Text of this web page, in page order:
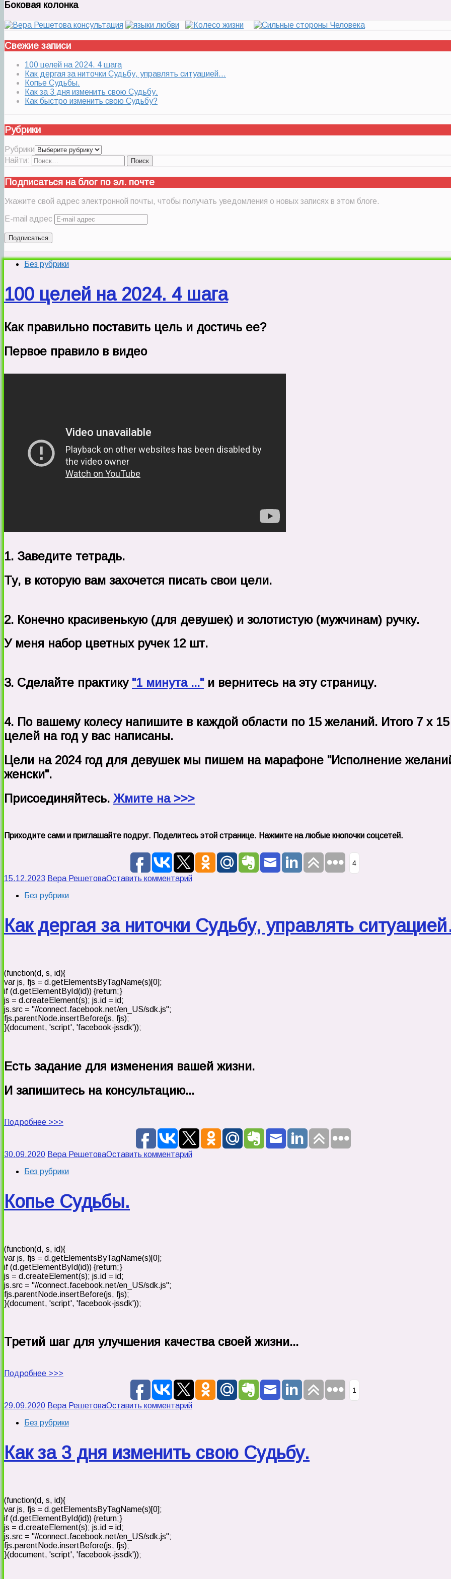
Боковая колонка
Свежие записи
100 целей на 2024. 4 шага
Как дергая за ниточки Судьбу, управлять ситуацией…
Копье Судьбы.
Как за 3 дня изменить свою Судьбу.
Как быстро изменить свою Судьбу?
Рубрики
Рубрики
Найти:
Подписаться на блог по эл. почте
Укажите свой адрес электронной почты, чтобы получать уведомления о новых записях в этом блоге.
E-mail адрес
Подписаться
Без рубрики
100 целей на 2024. 4 шага
Как правильно поставить цель и достичь ее?
Первое правило в видео
1. Заведите тетрадь.
Ту, в которую вам захочется писать свои цели.
2. Конечно красивенькую (для девушек) и золотистую (мужчинам) ручку.
У меня набор цветных ручек 12 шт.
3. Сделайте практику "1 минута ..."и вернитесь на эту страницу.
4. По вашему колесу напишите в каждой области по 15 желаний. Итого 7 х
целей на год у вас написаны.
Цели на 2024 год для девушек мы пишем на марафоне "Исполнение
женски".
Присоединяйтесь. Жмите на >>>
Приходите сами и приглашайте подруг. Поделитесь этой странице. Нажмите на любые кнопочки соцсетей.
4
15.12.2023 Вера РешетоваОставить комментарий
Без рубрики
Как дергая за ниточки Судьбу, управлять
(function(d, s, id){
var js, fjs = d.getElementsByTagName(s)[0];
if (d.getElementById(id)) {return;}
js = d.createElement(s); js.id = id;
js.src = "//connect.facebook.net/en_US/sdk.js";
fjs.parentNode.insertBefore(js, fjs);
}(document, 'script', 'facebook-jssdk'));
Есть задание для изменения вашей жизни.
И запишитесь на консультацию...
Подробнее >>>
30.09.2020 Вера РешетоваОставить комментарий
Без рубрики
Копье Судьбы.
(function(d, s, id){
var js, fjs = d.getElementsByTagName(s)[0];
if (d.getElementById(id)) {return;}
js = d.createElement(s); js.id = id;
js.src = "//connect.facebook.net/en_US/sdk.js";
fjs.parentNode.insertBefore(js, fjs);
}(document, 'script', 'facebook-jssdk'));
Третий шаг для улучшения качества своей жизни...
Подробнее >>>
1
29.09.2020 Вера РешетоваОставить комментарий
Без рубрики
Как за 3 дня изменить свою Судьбу.
(function(d, s, id){
var js, fjs = d.getElementsByTagName(s)[0];
if (d.getElementById(id)) {return;}
js = d.createElement(s); js.id = id;
js.src = "//connect.facebook.net/en_US/sdk.js";
fjs.parentNode.insertBefore(js, fjs);
}(document, 'script', 'facebook-jssdk'));